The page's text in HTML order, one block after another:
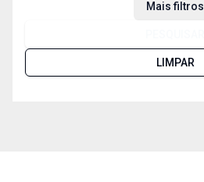
Mais filtros
LIMPAR